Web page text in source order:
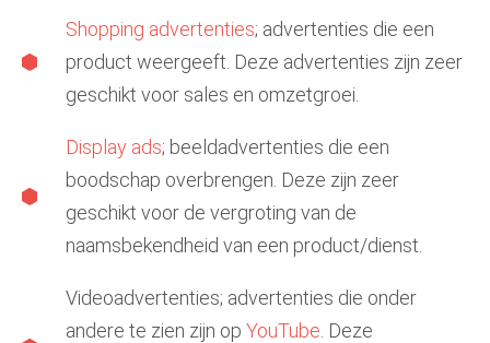
Shopping advertenties; advertenties die een
product weergeeft. Deze advertenties zijn zeer
geschikt voor sales en omzetgroei.
Display ads; beeldadvertenties die een
boodschap overbrengen. Deze zijn zeer
geschikt voor de vergroting van de
naamsbekendheid van een product/dienst.
Videoadvertenties; advertenties die onder
andere te zien zijn op YouTube . Deze